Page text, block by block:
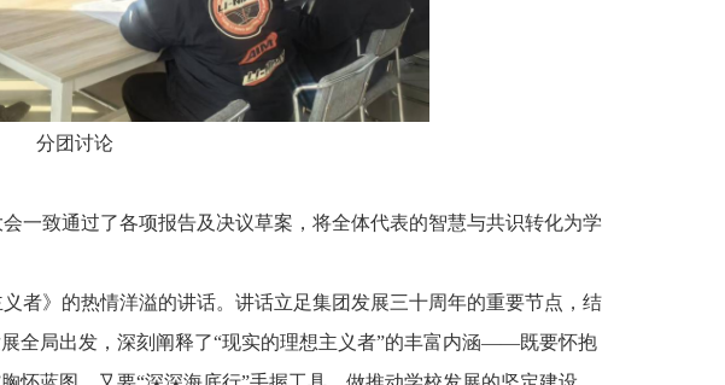
分团讨论
一致通过了各项报告及决议草案，将全体代表的智慧与共识转化为学
者》的热情洋溢的讲话。讲话立足集团发展三十周年的重要节点，结
全局出发，深刻阐释了“现实的理想主义者”的丰富内涵——既要怀抱